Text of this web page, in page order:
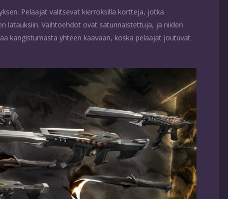
Pelaajat valitsevat kierroksilla kortteja, jotka
latauksiin. Vaihtoehdot ovat satunnaistettuja, ja niiden
kangistumasta yhteen kaavaan, koska pelaajat joutuvat